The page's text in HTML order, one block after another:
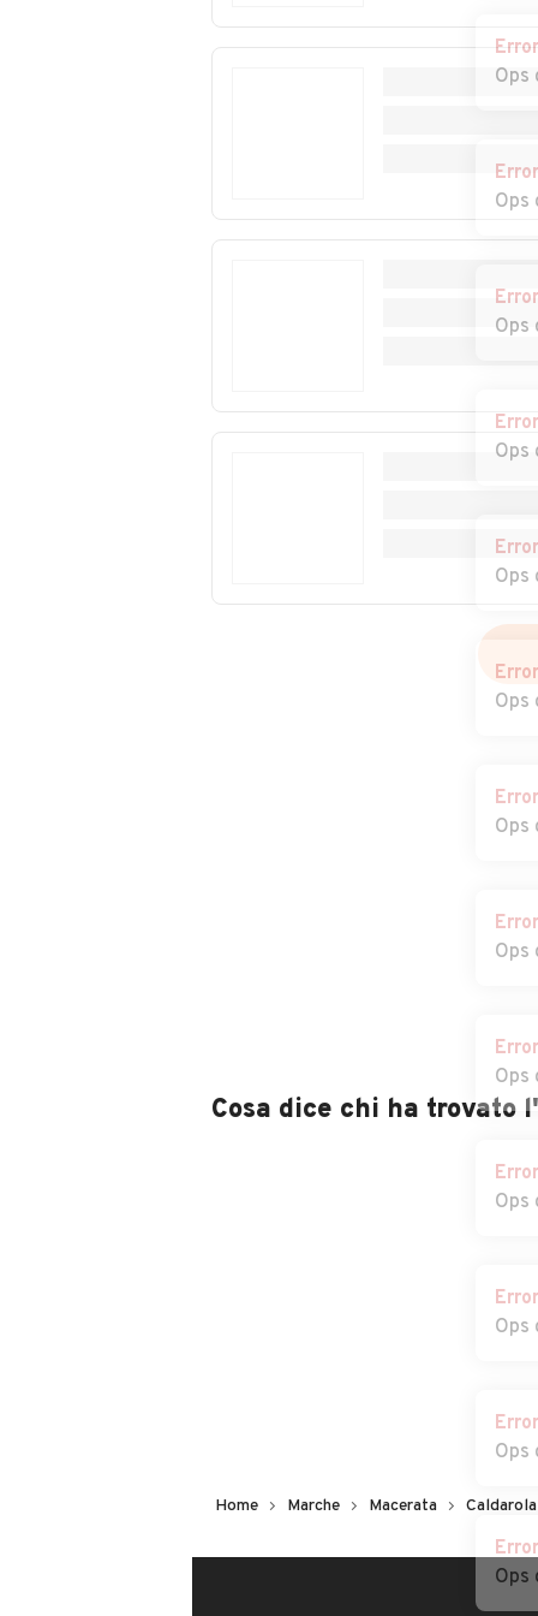
Auto usate
Caldarola
Error
Ops
Error
Ops
Error
Ops
Error
Ops
Error
Ops
Error
Ops
Error
Ops
Error
Ops
Error
Ops
Error
Ops
Error
Ops
Error
Ops
Error
Ops